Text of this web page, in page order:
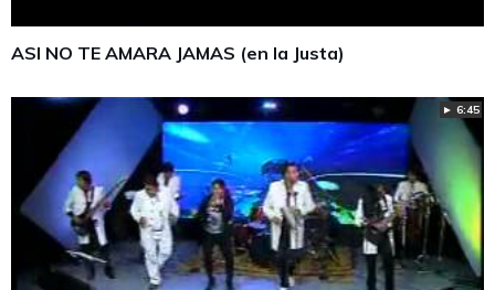
ASI NO TE AMARA JAMAS (en la Justa)
► 6:45